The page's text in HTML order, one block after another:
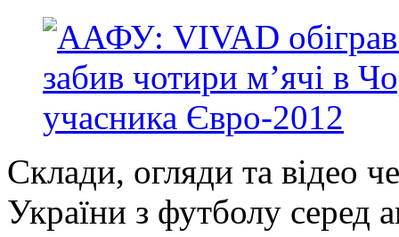
Склади, огляди та відео
України з футболу серед